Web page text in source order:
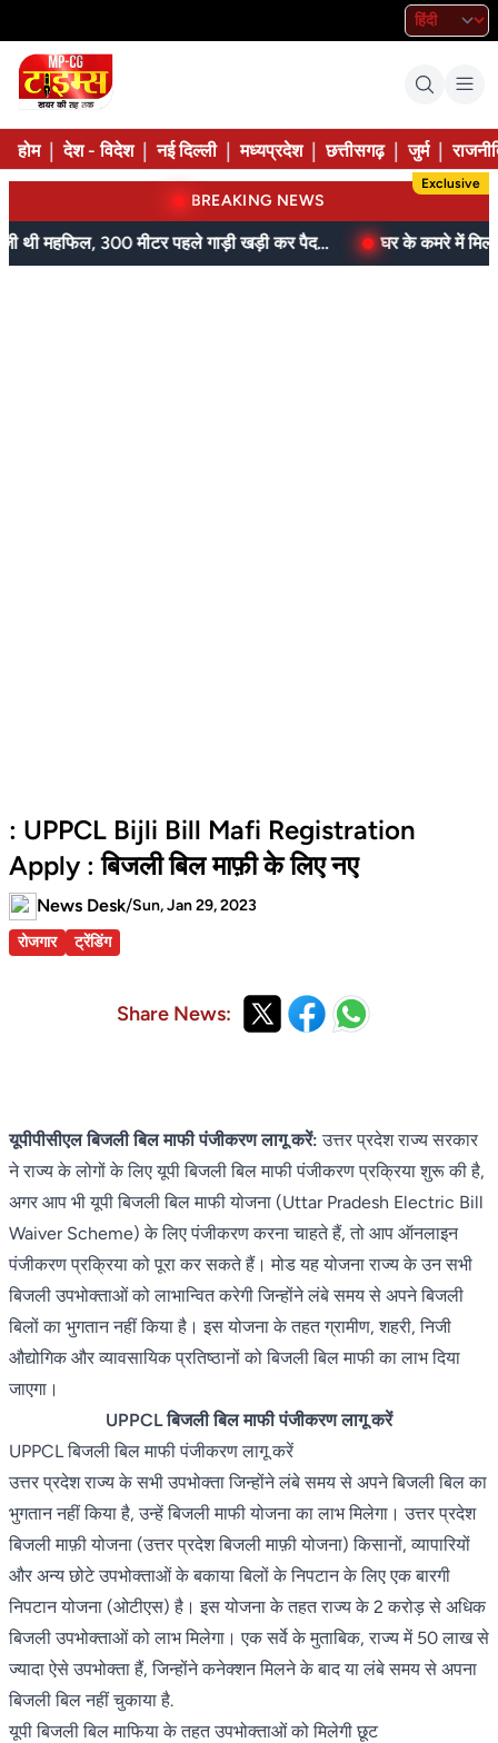
होम देश - विदेश नई दिल्ली मध्यप्रदेश छत्तीसगढ़ जुर्म
BREAKING NEWS
Exclusive
आम के बगीचे में सजी थी महफिल, 300 मीटर पहले गाड़ी खड़ी कर पैदल पहुंची पुलिस घर के कमरे में मिला शव, फंदे से
: UPPCL Bijli Bill Mafi Registration
Apply : बिजली बिल माफ़ी के लिए नए
News Desk/Sun, Jan 29, 2023
रोजगार
ट्रेंडिंग
Share News:
यूपीपीसीएल बिजली बिल माफी पंजीकरण लागू करें: उत्तर प्रदेश राज्य सरकार
ने राज्य के लोगों के लिए यूपी बिजली बिल माफी पंजीकरण प्रक्रिया शुरू की है,
अगर आप भी यूपी बिजली बिल माफी योजना (Uttar Pradesh Electric Bill
Waiver Scheme) के लिए पंजीकरण करना चाहते हैं, तो आप ऑनलाइन
पंजीकरण प्रक्रिया को पूरा कर सकते हैं। मोड यह योजना राज्य के उन सभी
बिजली उपभोक्ताओं को लाभान्वित करेगी जिन्होंने लंबे समय से अपने बिजली
बिलों का भुगतान नहीं किया है। इस योजना के तहत ग्रामीण, शहरी, निजी
औद्योगिक और व्यावसायिक प्रतिष्ठानों को बिजली बिल माफी का लाभ दिया
जाएगा।
UPPCL बिजली बिल माफी पंजीकरण लागू करें
UPPCL बिजली बिल माफी पंजीकरण लागू करें
उत्तर प्रदेश राज्य के सभी उपभोक्ता जिन्होंने लंबे समय से अपने बिजली बिल का
भुगतान नहीं किया है, उन्हें बिजली माफी योजना का लाभ मिलेगा। उत्तर प्रदेश
बिजली माफ़ी योजना (उत्तर प्रदेश बिजली माफ़ी योजना) किसानों, व्यापारियों
और अन्य छोटे उपभोक्ताओं के बकाया बिलों के निपटान के लिए एक बारगी
निपटान योजना (ओटीएस) है। इस योजना के तहत राज्य के 2 करोड़ से अधिक
बिजली उपभोक्ताओं को लाभ मिलेगा। एक सर्वे के मुताबिक, राज्य में 50 लाख से
ज्यादा ऐसे उपभोक्ता हैं, जिन्होंने कनेक्शन मिलने के बाद या लंबे समय से अपना
बिजली बिल नहीं चुकाया है.
यूपी बिजली बिल माफिया के तहत उपभोक्ताओं को मिलेगी छूट